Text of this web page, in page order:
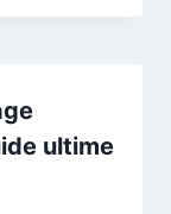
ultime